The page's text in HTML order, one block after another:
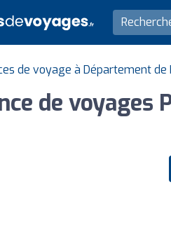
de voyage à Département de
de voyages